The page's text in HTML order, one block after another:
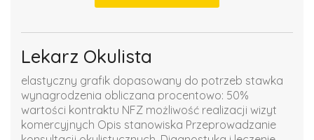
Lekarz Okulista
elastyczny grafik dopasowany do potrzeb stawka
wynagrodzenia obliczana procentowo: 50%
wartości kontraktu NFZ możliwość realizacji wizyt
komercyjnych Opis stanowiska Przeprowadzanie